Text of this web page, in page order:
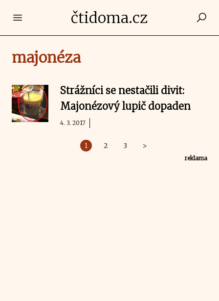
Open main menučtidoma.cz
majonéza
Strážníci se nestačili divit:
Majonézový lupič dopaden
4. 3. 2017
1 2 3 >
reklama